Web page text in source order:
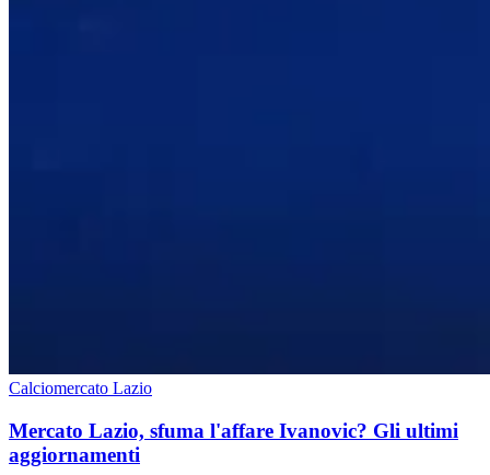
Calciomercato Lazio
Mercato Lazio, sfuma l'affare Ivanovic? Gli ultimi
aggiornamenti